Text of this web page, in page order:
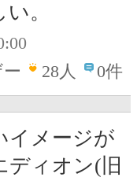
。
28人 0件
イメージが
ディオン(旧